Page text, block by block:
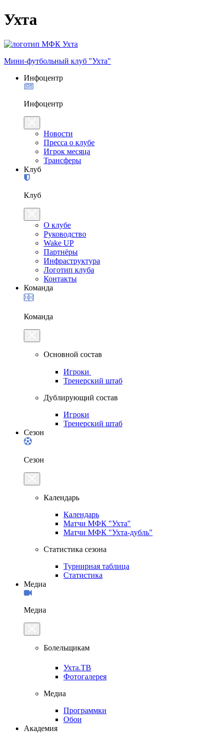
Ухта
Мини-футбольный клуб "Ухта"
Инфоцентр
Инфоцентр
Новости
Пресса о клубе
Игрок месяца
Трансферы
Клуб
Клуб
О клубе
Руководство
Wake UP
Партнёры
Инфраструктура
Логотип клуба
Контакты
Команда
Команда
Основной состав
Игроки
Тренерский штаб
Дублирующий состав
Игроки
Тренерский штаб
Сезон
Сезон
Календарь
Календарь
Матчи МФК "Ухта"
Матчи МФК "Ухта-дубль"
Статистика сезона
Турнирная таблица
Статистика
Медиа
Медиа
Болельщикам
Ухта.ТВ
Фотогалерея
Медиа
Программки
Обои
Академия